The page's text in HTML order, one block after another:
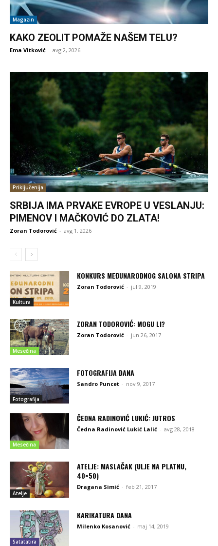
Magazin
KAKO ZEOLIT POMAŽE NAŠEM TELU?
Ema Vitković - avg 2, 2026
Priključenija
SRBIJA IMA PRVAKE EVROPE U VESLANJU:
PIMENOV I MAČKOVIĆ DO ZLATA!
Zoran Todorović - avg 1, 2026
Kultura
KONKURS MEĐUNARODNOG SALONA STRIPA
Zoran Todorović - jul 9, 2019
Mesečina
ZORAN TODOROVIĆ: MOGU LI?
Zoran Todorović - jun 26, 2017
Fotografija
FOTOGRAFIJA DANA
Sandro Puncet - nov 9, 2017
Mesečina
ČEDNA RADINOVIĆ LUKIĆ: JUTROS
Čedna Radinović Lukić Lalić - avg 28, 2018
Atelje
ATELJE: MASLAČAK (ULJE NA PLATNU,
40×50)
Dragana Simić - feb 21, 2017
Satatatira
KARIKATURA DANA
Milenko Kosanović - maj 14, 2019